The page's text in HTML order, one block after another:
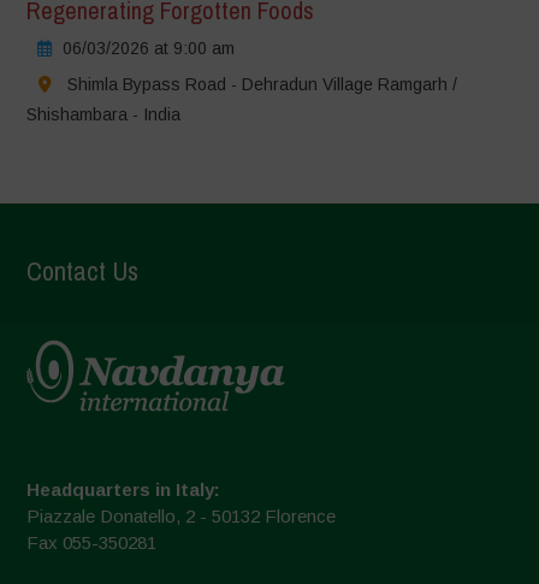
Regenerating Forgotten Foods
06/03/2026 at 9:00 am
Shimla Bypass Road - Dehradun Village Ramgarh /
Shishambara - India
Contact Us
Headquarters in Italy:
Piazzale Donatello, 2 - 50132 Florence
Fax 055-350281